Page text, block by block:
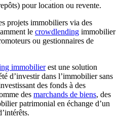
pour location ou revente.
projets immobiliers via des
le crowdlending immobilier
ou gestionnaires de
immobilierest une solution
d’investir dans l’immobilier sans
des fonds à des
des marchands de biens, des
patrimonial en échange d’un